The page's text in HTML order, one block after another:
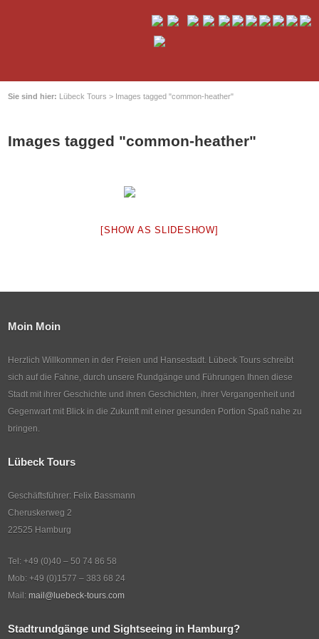
Sie sind hier: Lübeck Tours > Images tagged "common-heather"
Images tagged "common-heather"
[SHOW AS SLIDESHOW]
Moin Moin
Herzlich Willkommen in der Freien und Hansestadt. Lübeck Tours schreibt
sich auf die Fahne, durch unsere Rundgänge und Führungen Ihnen diese
Stadt mit ihrer Geschichte und ihren Geschichten, ihrer Vergangenheit und
Gegenwart mit Blick in die Zukunft mit einer gesunden Portion Spaß nahe zu
bringen.
Lübeck Tours
Geschäftsführer: Felix Bassmann
Cheruskerweg 2
22525 Hamburg
Tel: +49 (0)40 – 50 74 86 58
Mob: +49 (0)1577 – 383 68 24
Mail:mail@luebeck-tours.com
Stadtrundgänge und Sightseeing in Hamburg?